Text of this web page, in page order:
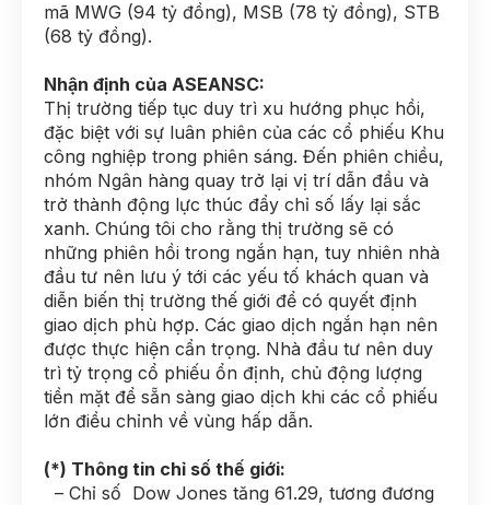
mã MWG (94 tỷ đồng), MSB (78 tỷ đồng), STB
(68 tỷ đồng).
Nhận định của ASEANSC:
Thị trường tiếp tục duy trì xu hướng phục hồi,
đặc biệt với sự luân phiên của các cổ phiếu Khu
công nghiệp trong phiên sáng. Đến phiên chiều,
nhóm Ngân hàng quay trở lại vị trí dẫn đầu và
trở thành động lực thúc đẩy chỉ số lấy lại sắc
xanh. Chúng tôi cho rằng thị trường sẽ có
những phiên hồi trong ngắn hạn, tuy nhiên nhà
đầu tư nên lưu ý tới các yếu tố khách quan và
diễn biến thị trường thế giới để có quyết định
giao dịch phù hợp. Các giao dịch ngắn hạn nên
được thực hiện cẩn trọng. Nhà đầu tư nên duy
trì tỷ trọng cổ phiếu ổn định, chủ động lượng
tiền mặt để sẵn sàng giao dịch khi các cổ phiếu
lớn điều chỉnh về vùng hấp dẫn.
(*) Thông tin chỉ số thế giới:
– Chỉ số Dow Jones tăng 61.29, tương đương